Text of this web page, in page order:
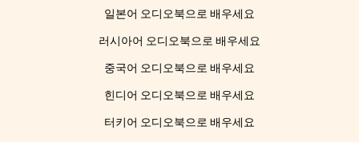
일본어 오디오북으로 배우세요
러시아어 오디오북으로 배우세요
중국어 오디오북으로 배우세요
힌디어 오디오북으로 배우세요
터키어 오디오북으로 배우세요